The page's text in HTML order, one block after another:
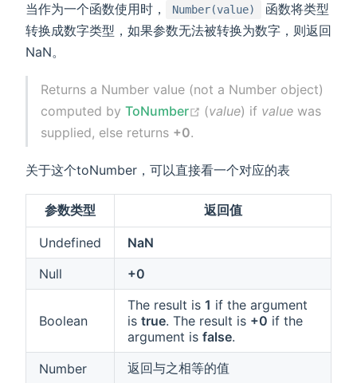
当作为一个函数使用时， Number(value)
函数将类型
转换成数字类型，如果参数无法被转换为数字，则返回
NaN。
Returns a Number value (not a Number object)
computed byToNumber (opens new window)
(value) if value was
supplied, else returns +0.
关于这个toNumber，可以直接看一个对应的表
参数类型 返回值
Undefined
NaN
Null
+0
Boolean
The result is 1 if the argument
is true. The result is +0 if the
argument is false.
Number
返回与之相等的值